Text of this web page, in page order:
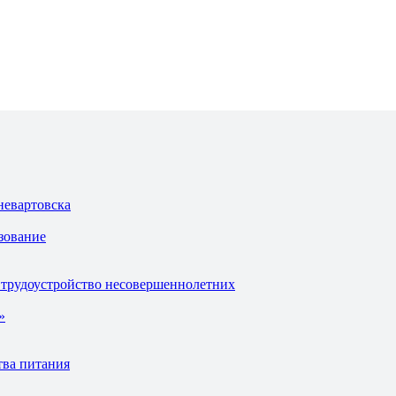
несовершеннолетних
питания